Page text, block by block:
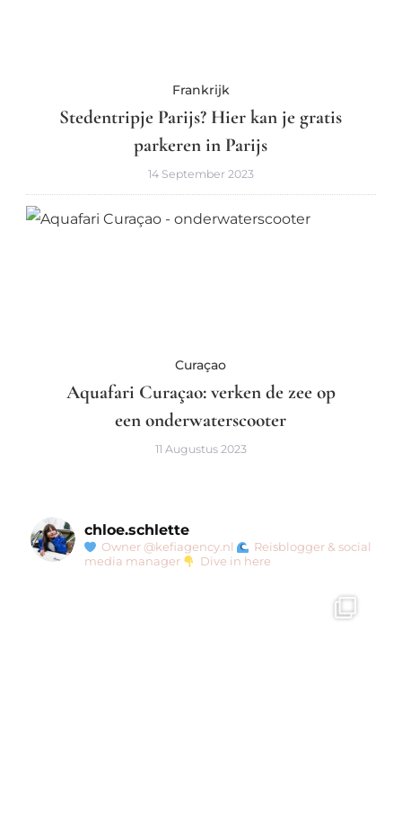
Frankrijk
Stedentripje Parijs? Hier kan je gratis
parkeren in Parijs
14 September 2023
Curaçao
Aquafari Curaçao: verken de zee op
een onderwaterscooter
11 Augustus 2023
chloe.schlette
Owner @kefiagency.nl
Reisblogger & social
media manager
Dive in here